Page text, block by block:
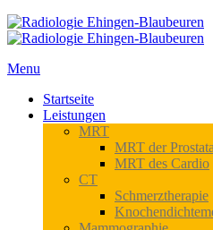
Menu
Startseite
Leistungen
MRT
MRT der Prostata
MRT des Cardio
CT
Schmerztherapie